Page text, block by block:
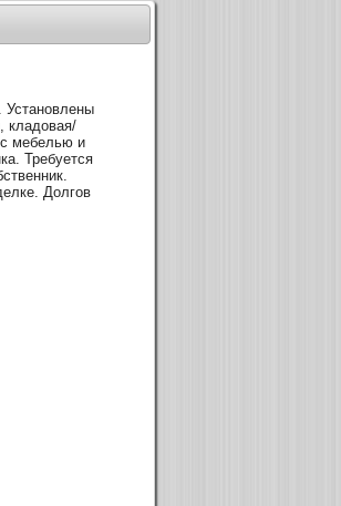
Установлены
кладовая/
с мебелью и
Требуется
Долгов